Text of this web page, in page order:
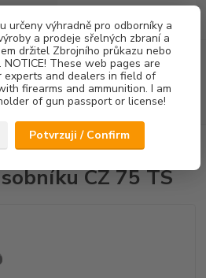
určeny výhradně pro odborníky a
a prodeje sřelných zbraní a
držitel Zbrojního průkazu nebo
NOTICE! These web pages are
experts and dealers in field of
firearms and ammunition. I am
of gun passport or license!
Potvrzuji / Confirm
Menu
Hledat
za0,00 Kč
zásobníku CZ 75 TS
CZ 75 TS